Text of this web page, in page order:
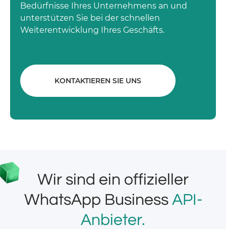
Bedürfnisse Ihres Unternehmens an und
unterstützen Sie bei der schnellen
Weiterentwicklung Ihres Geschäfts.
KONTAKTIEREN SIE UNS
Wir sind ein offizieller
WhatsApp Business API-
Anbieter.